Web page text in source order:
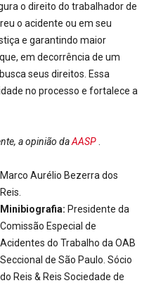
o direito do trabalhador de
o acidente ou em seu
e garantindo maior
em decorrência de um
seus direitos. Essa
no processo e fortalece a
a opinião daAASP
Marco Aurélio Bezerra dos
Reis.
Minibiografia: Presidente da
Comissão Especial de
Acidentes do Trabalho da OAB
Seccional de São Paulo. Sócio
do Reis & Reis Sociedade de